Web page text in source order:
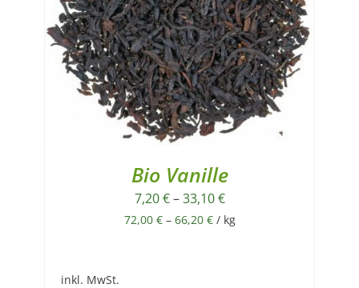
Bio Vanille
7,20€–33,10€
72,00 €– 66,20 €/ kg
inkl. MwSt.